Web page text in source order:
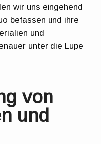
wir uns eingehend
befassen und ihre
und
unter die Lupe
von
und